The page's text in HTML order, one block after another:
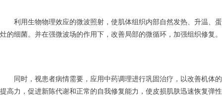
利用生物物理效应的微波照射，使肌体组织内部自然发热、升温、
灶的细菌。并在强微波场的作用下，改善局部的微循环，加强组织修复。
同时，视患者病情需要，应用中药调理进行巩固治疗，以改善机体
提高力，促进新陈代谢和正常的自我修复能力，使皮损肌肤迅速恢复弹